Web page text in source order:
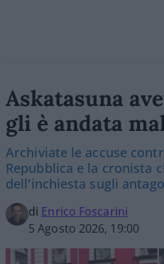
Askatasuna
gli è andata
Archiviate le accuse
Repubblica e la cronista
dell'inchiesta sugli
di Enrico Foscarini
5 Agosto 2026, 19:00